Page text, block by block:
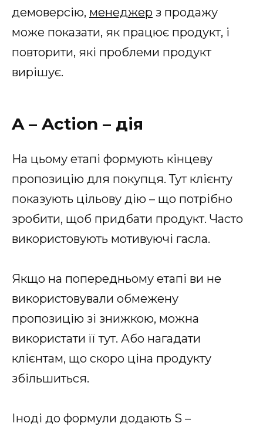
демоверсію, менеджер з продажу
може показати, як працює продукт, і
повторити, які проблеми продукт
вирішує.
A – Action – дія
На цьому етапі формують кінцеву
пропозицію для покупця. Тут клієнту
показують цільову дію – що потрібно
зробити, щоб придбати продукт. Часто
використовують мотивуючі гасла.
Якщо на попередньому етапі ви не
використовували обмежену
пропозицію зі знижкою, можна
використати її тут. Або нагадати
клієнтам, що скоро ціна продукту
збільшиться.
Іноді до формули додають S –